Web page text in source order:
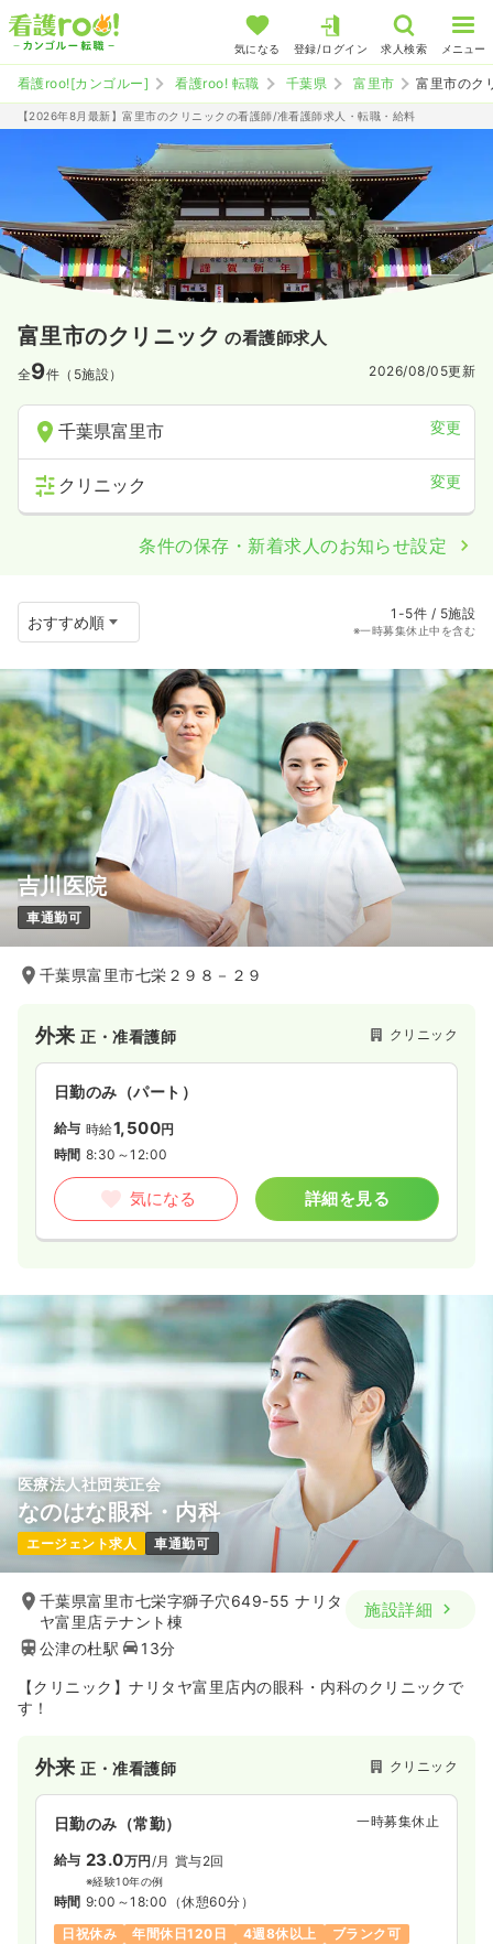
気になる 登録/ログイン 求人検索 メニュー
看護roo![カンゴルー] 看護roo! 転職 千葉県 富里市 富里市のク
【2026年8月最新】富里市のクリニックの看護師/准看護師求人・転職・給料
富里市のクリニック の看護師求人
全9件（5施設） 2026/08/05更新
千葉県富里市 変更
クリニック 変更
条件の保存・新着求人のお知らせ設定
1-5件 / 5施設
※一時募集休止中を含む
吉川医院
車通勤可
千葉県富里市七栄２９８－２９
外来正・准看護師 クリニック
日勤のみ（パート）
給与 時給1,500円
時間 8:30～12:00
気になる 詳細を見る
医療法人社団英正会
なのはな眼科・内科
エージェント求人 車通勤可
千葉県富里市七栄字獅子穴649-55 ナリタ
ヤ富里店テナント棟
公津の杜駅
13分
施設詳細
【クリニック】ナリタヤ富里店内の眼科・内科のクリニックで
す！
外来正・准看護師 クリニック
日勤のみ（常勤） 一時募集休止
給与 23.0万円 /月 賞与2回
※経験10年の例
時間 9:00～18:00 （休憩60分）
日祝休み
年間休日120日 4週8休以上
ブランク可